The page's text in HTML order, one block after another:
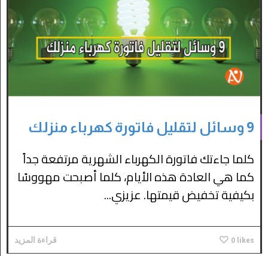
9 وسائل لتقليل فاتورة كهرباء منزلك
كلما جاءتك فاتورة الكهرباء الشهرية مرتفعة جداً
كما هي العادة هذه الأيام، كلما أصبحت مهووسًا
بكيفية تخفيض قيمتها. عزيزي...
0 likes قراءة المزيد